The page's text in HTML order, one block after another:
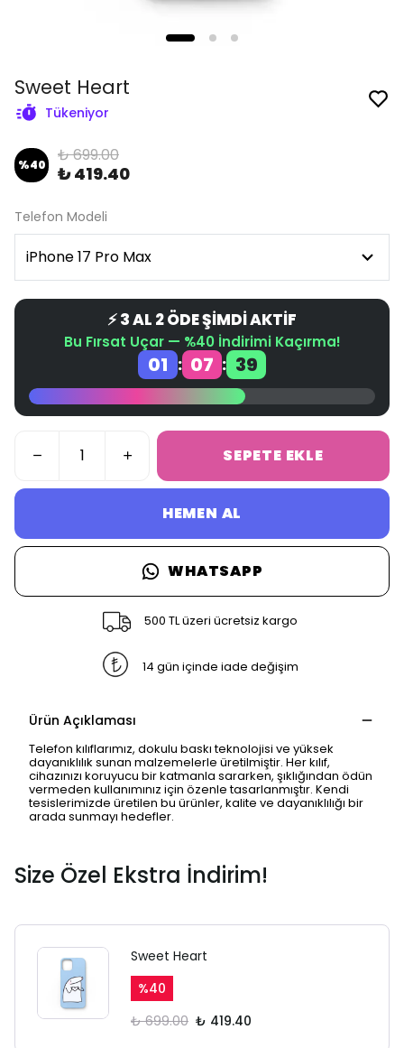
Sweet Heart
Tükeniyor
%40 ₺ 699.00
₺ 419.40
Telefon Modeli
⚡ 3 AL 2 ÖDE ŞİMDİ AKTİF
Bu Fırsat Uçar — %40 İndirimi Kaçırma!
01 : 07 : 38
SEPETE EKLE
HEMEN AL
WHATSAPP
500 TL üzeri ücretsiz kargo
14 gün içinde iade değişim
Ürün Açıklaması
Telefon kılıflarımız, dokulu baskı teknolojisi ve yüksek
dayanıklılık sunan malzemelerle üretilmiştir. Her kılıf,
cihazınızı koruyucu bir katmanla sararken, şıklığından ödün
vermeden kullanımınız için özenle tasarlanmıştır. Kendi
tesislerimizde üretilen bu ürünler, kalite ve dayanıklılığı bir
arada sunmayı hedefler.
Size Özel Ekstra İndirim!
Sweet Heart
%40
₺ 699.00 ₺ 419.40
SAFARİ GİZLİ SEKME
Ödeme ekranı gizli sekmede
sekmesinden giriş yapın.